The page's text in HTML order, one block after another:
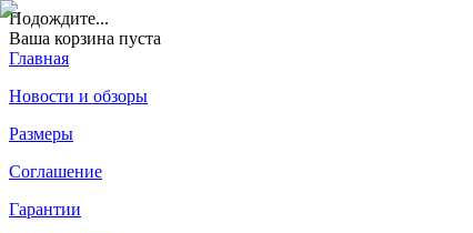
Подождите...
Ваша корзина пуста
Главная
Новости и обзоры
Размеры
Соглашение
Гарантии